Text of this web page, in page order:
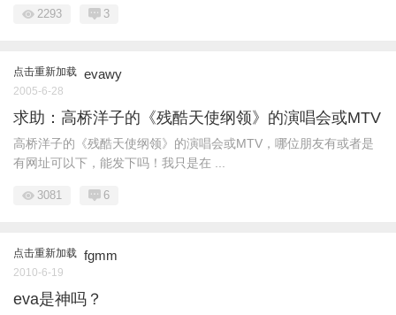
2293 3
点击重新加载 evawy
2005-6-28
求助：高桥洋子的《残酷天使纲领》的演唱会或MTV
高桥洋子的《残酷天使纲领》的演唱会或MTV，哪位朋友有或者是
有网址可以下，能发下吗！我只是在 ...
3081 6
点击重新加载 fgmm
2010-6-19
eva是神吗？